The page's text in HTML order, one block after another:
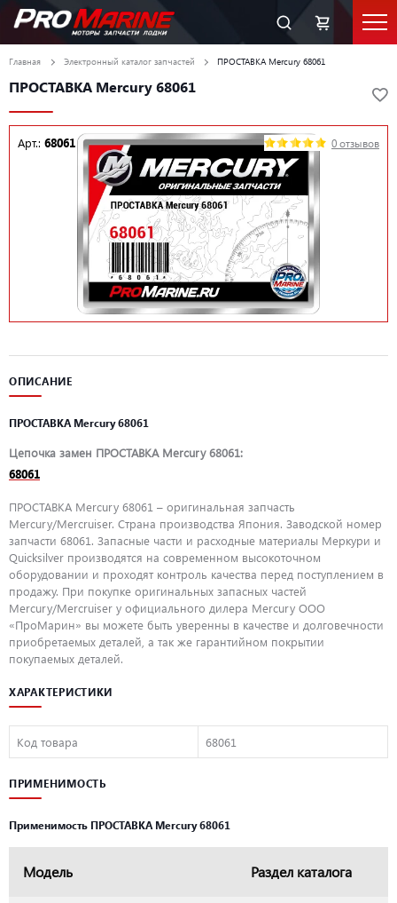
Главная Электронный каталог запчастей ПРОСТАВКА Mercury 68061
ПРОСТАВКА Mercury 68061
Арт.: 68061 0 отзывов
ОПИСАНИЕ
ПРОСТАВКА Mercury 68061
Цепочка замен ПРОСТАВКА Mercury 68061:
68061
ПРОСТАВКА Mercury 68061 – оригинальная запчасть
Mercury/Mercruiser. Страна производства Япония. Заводской номер
запчасти 68061. Запасные части и расходные материалы Меркури и
Quicksilver производятся на современном высокоточном
оборудовании и проходят контроль качества перед поступлением в
продажу. При покупке оригинальных запасных частей
Mercury/Mercruiser у официального дилера Mercury ООО
«ПроМарин» вы можете быть уверенны в качестве и долговечности
приобретаемых деталей, а так же гарантийном покрытии
покупаемых деталей.
ХАРАКТЕРИСТИКИ
Код товара 68061
ПРИМЕНИМОСТЬ
Применимость ПРОСТАВКА Mercury 68061
Модель Раздел каталога